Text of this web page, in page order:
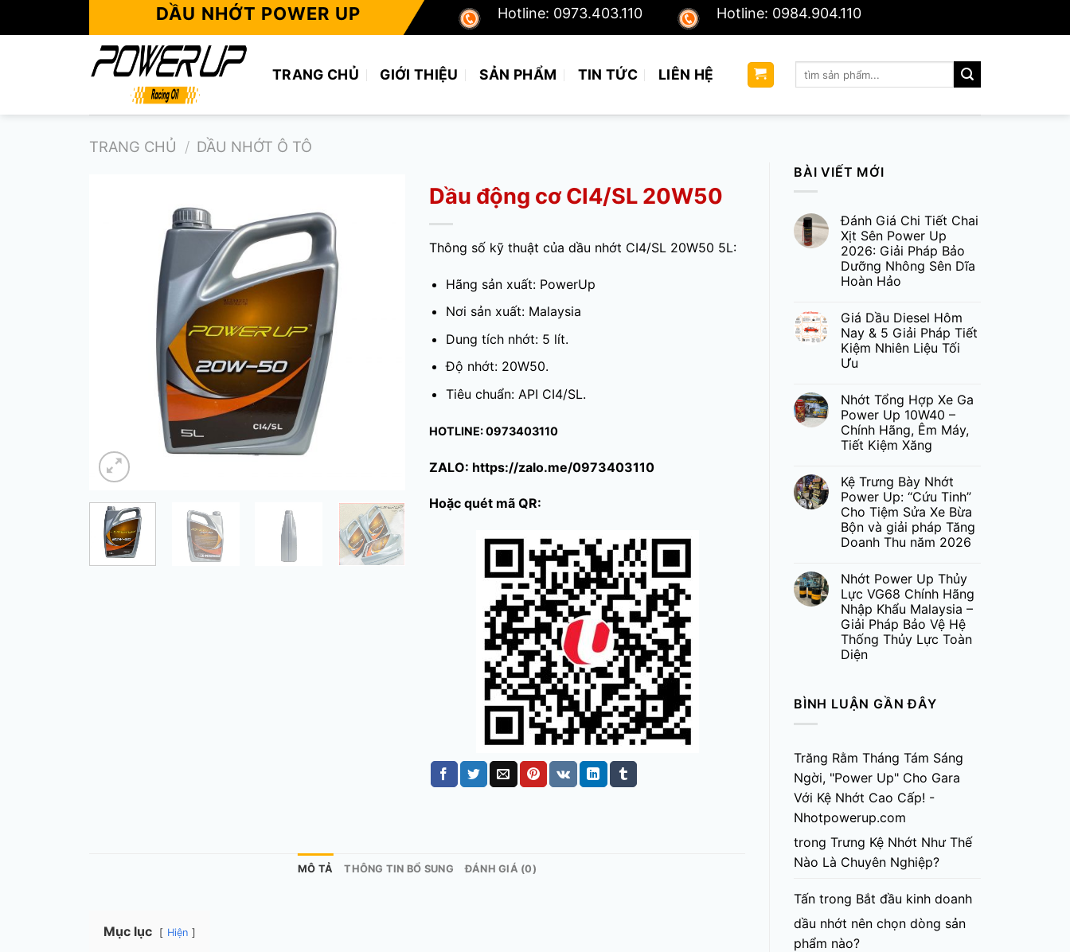
DẦU NHỚT POWER UP Hotline: 0973.403.110 Hotline: 0984.904.110
TRANG CHỦ GIỚI THIỆU SẢN PHẨM TIN TỨC LIÊN HỆ
Tìm
TRANG CHỦ / DẦU NHỚT Ô TÔ
BÀI VIẾT MỚI
Đánh Giá Chi Tiết Chai
Xịt Sên Power Up
2026: Giải Pháp Bảo
Dưỡng Nhông Sên Dĩa
Hoàn Hảo
Giá Dầu Diesel Hôm
Nay & 5 Giải Pháp Tiết
Kiệm Nhiên Liệu Tối
Ưu
Nhớt Tổng Hợp Xe Ga
Power Up 10W40 –
Chính Hãng, Êm Máy,
Tiết Kiệm Xăng
Kệ Trưng Bày Nhớt
Power Up: “Cứu Tinh”
Cho Tiệm Sửa Xe Bừa
Bộn và giải pháp Tăng
Doanh Thu năm 2026
Nhớt Power Up Thủy
Lực VG68 Chính Hãng
Nhập Khẩu Malaysia –
Giải Pháp Bảo Vệ Hệ
Thống Thủy Lực Toàn
Diện
BÌNH LUẬN GẦN ĐÂY
Trăng Rằm Tháng Tám Sáng
Ngời, "Power Up" Cho Gara
Với Kệ Nhớt Cao Cấp! -
Nhotpowerup.com
trong Trưng Kệ Nhớt Như Thế
Nào Là Chuyên Nghiệp?
Tấn trong Bắt đầu kinh doanh
dầu nhớt nên chọn dòng sản
phẩm nào?
Dầu động cơ CI4/SL 20W50
Thông số kỹ thuật của dầu nhớt CI4/SL 20W50 5L:
Hãng sản xuất: PowerUp
Nơi sản xuất: Malaysia
Dung tích nhớt: 5 lít.
Độ nhớt: 20W50.
Tiêu chuẩn: API CI4/SL.
HOTLINE: 0973403110
ZALO: https://zalo.me/0973403110
Hoặc quét mã QR:
MÔ TẢ THÔNG TIN BỔ SUNG ĐÁNH GIÁ (0)
Mục lục Hiện